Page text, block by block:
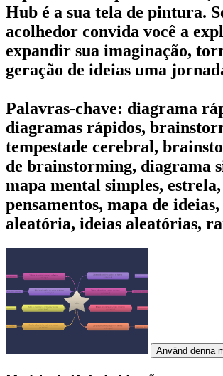
Hub é a sua tela de pintura.
acolhedor convida você a
expandir sua imaginação,
geração de ideias uma
Palavras-chave: diagrama
diagramas rápidos,
tempestade cerebral,
de brainstorming, diagrama
mapa mental simples,
pensamentos, mapa de
aleatória, ideias aleatórias,
Använd denna